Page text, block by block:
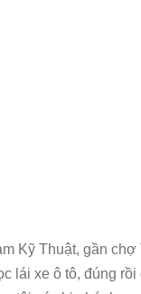
Kỹ Thuật, gần
lái xe ô tô, đúng